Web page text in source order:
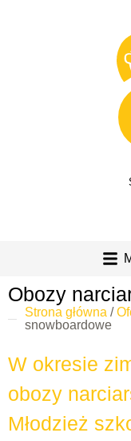
Obozy
Strona główna /
snowboardowe
W okresie
obozy
Młodzież